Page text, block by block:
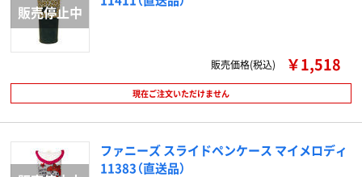
販売価格(税込) ￥1,518
現在ご注文いただけません
ファニーズ スライドペンケース マイメロディ
11383（直送品）